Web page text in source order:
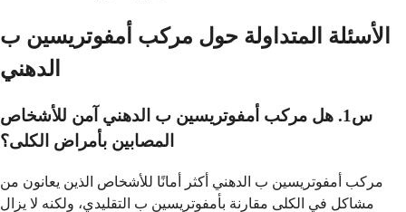
الأسئلة المتداولة حول مركب أمفوتريسين ب
الدهني
س1. هل مركب أمفوتريسين ب الدهني آمن للأشخاص
المصابين بأمراض الكلى؟
مركب أمفوتريسين ب الدهني أكثر أمانًا للأشخاص الذين يعانون من
مشاكل في الكلى مقارنة بأمفوتريسين ب التقليدي، ولكنه لا يزال